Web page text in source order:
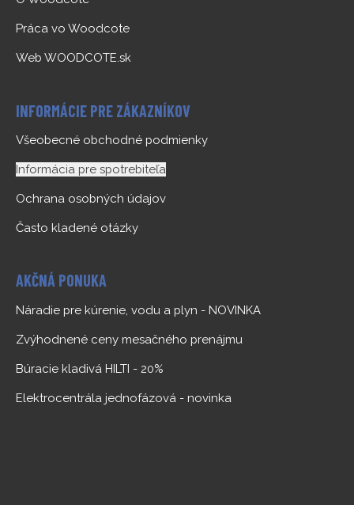
Práca vo Woodcote
Web WOODCOTE.sk
INFORMÁCIE PRE ZÁKAZNÍKOV
Všeobecné obchodné podmienky
Informácia pre spotrebiteľa
Ochrana osobných údajov
Často kladené otázky
AKČNÁ PONUKA
Náradie pre kúrenie, vodu a plyn - NOVINKA
Zvýhodnené ceny mesačného prenájmu
Búracie kladivá HILTI - 20%
Elektrocentrála jednofázová - novinka